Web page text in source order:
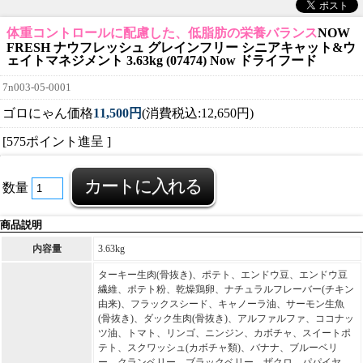
体重コントロールに配慮した、低脂肪の栄養バランスNOW
FRESH ナウフレッシュ グレインフリー シニアキャット&ウ
ェイトマネジメント 3.63kg (07474) Now ドライフード
7n003-05-0001
ゴロにゃん価格11,500円(消費税込:12,650円)
[575ポイント進呈 ]
数量
商品説明
内容量 3.63kg
ターキー生肉(骨抜き)、ポテト、エンドウ豆、エンドウ豆
繊維、ポテト粉、乾燥鶏卵、ナチュラルフレーバー(チキン
由来)、フラックスシード、キャノーラ油、サーモン生魚
(骨抜き)、ダック生肉(骨抜き)、アルファルファ、ココナッ
ツ油、トマト、リンゴ、ニンジン、カボチャ、スイートポ
テト、スクワッシュ(カボチャ類)、バナナ、ブルーベリ